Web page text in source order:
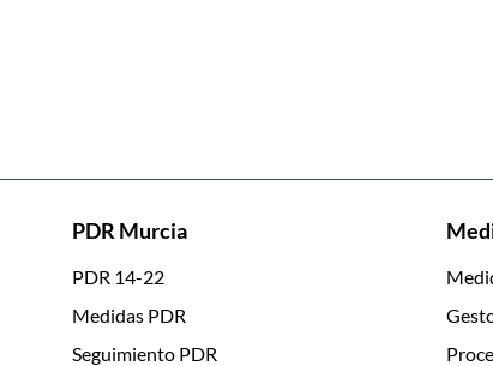
PDR Murcia
PDR 14-22
Medidas PDR
Seguimiento PDR